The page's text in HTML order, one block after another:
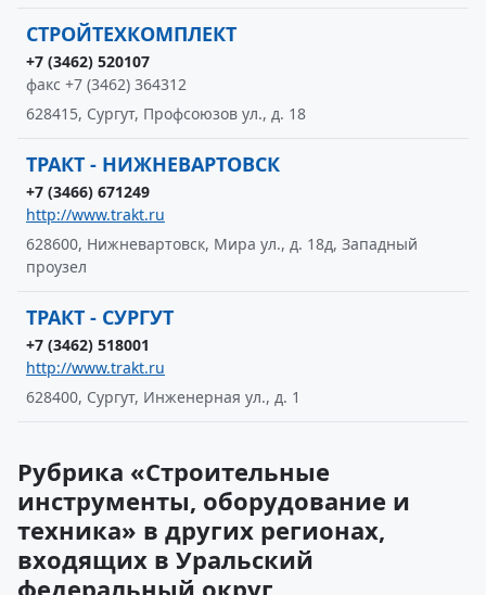
СТРОЙТЕХКОМПЛЕКТ
+7 (3462) 520107
факс +7 (3462) 364312
628415, Сургут, Профсоюзов ул., д. 18
ТРАКТ - НИЖНЕВАРТОВСК
+7 (3466) 671249
http://www.trakt.ru
628600, Нижневартовск, Мира ул., д. 18д, Западный
проузел
ТРАКТ - СУРГУТ
+7 (3462) 518001
http://www.trakt.ru
628400, Сургут, Инженерная ул., д. 1
Рубрика «Строительные
инструменты, оборудование и
техника» в других регионах,
входящих в Уральский
федеральный округ